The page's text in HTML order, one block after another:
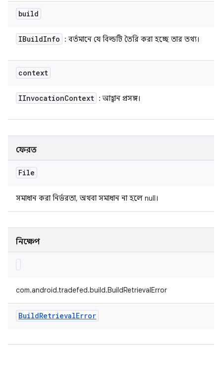
build
IBuildInfo : বর্তমানে যে বিল্ডটি তৈরি করা হচ্ছে তার তথ্য।
context
IInvocationContext : আহ্বান প্রসঙ্গ।
ফেরত
File
সমাধান করা নির্ভরতা, অথবা সমাধান না হলে null।
নিক্ষেপ
com.android.tradefed.build.BuildRetrievalError
BuildRetrievalError